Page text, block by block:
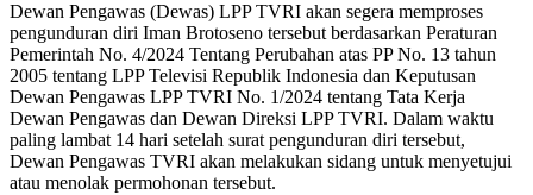
Dewan Pengawas (Dewas) LPP TVRI akan segera memproses
pengunduran diri Iman Brotoseno tersebut berdasarkan Peraturan
Pemerintah No. 4/2024 Tentang Perubahan atas PP No. 13 tahun
2005 tentang LPP Televisi Republik Indonesia dan Keputusan
Dewan Pengawas LPP TVRI No. 1/2024 tentang Tata Kerja
Dewan Pengawas dan Dewan Direksi LPP TVRI. Dalam waktu
paling lambat 14 hari setelah surat pengunduran diri tersebut,
Dewan Pengawas TVRI akan melakukan sidang untuk menyetujui
atau menolak permohonan tersebut.